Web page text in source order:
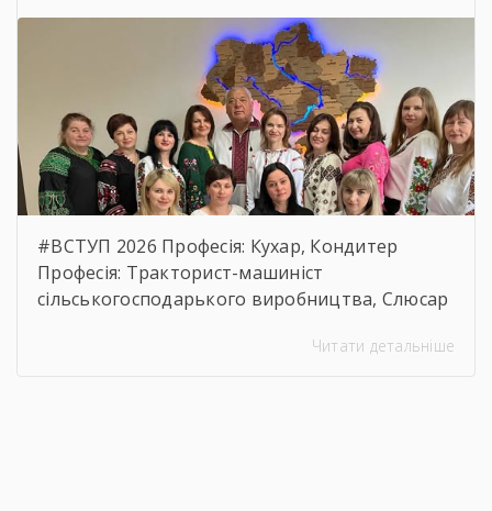
вартості предмета закупівлі.
https://drive.google.com/file/d/
#ВСТУП 2026 Професія: Кухар, Кондитер
Професія: Тракторист-машиніст
сільськогосподарького виробництва, Слюсар
устаткування, водій автотранспортних
Читати детальніше